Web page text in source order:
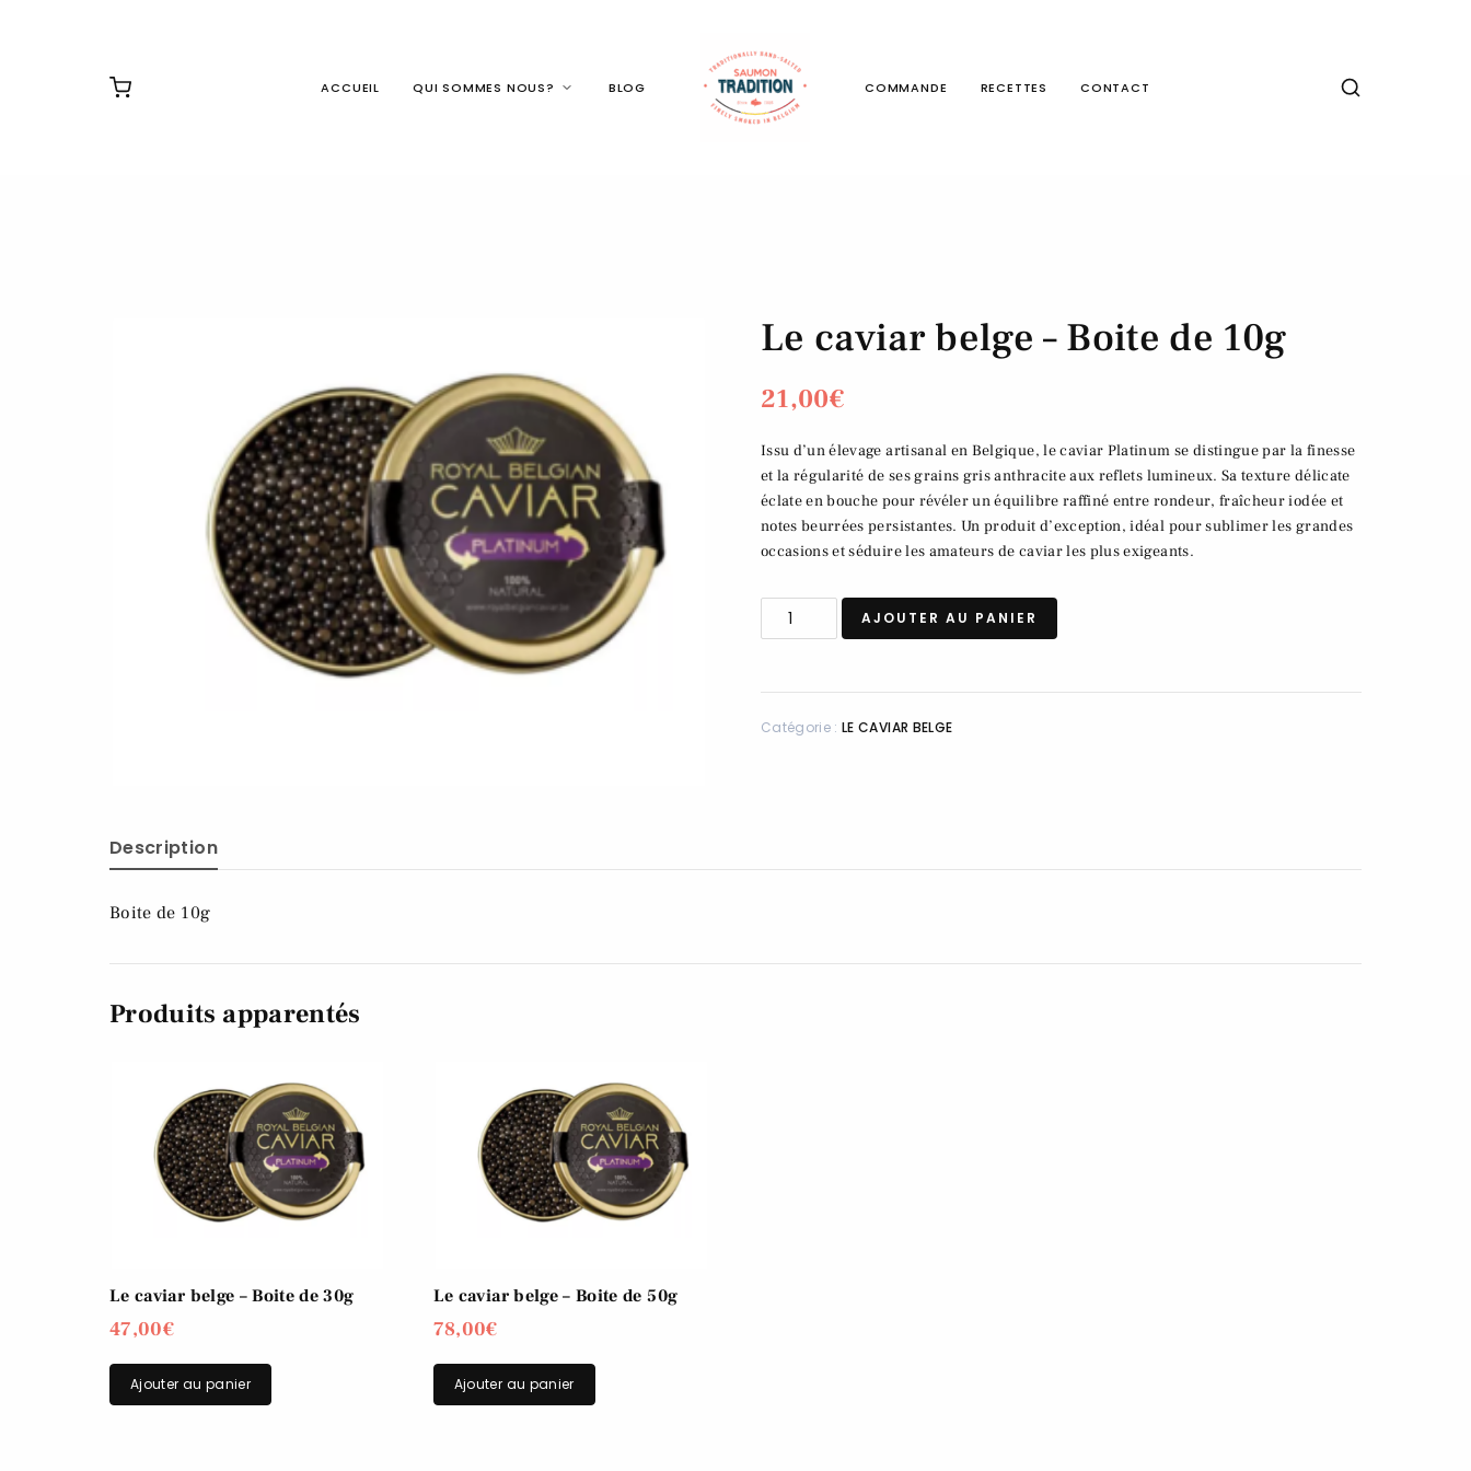
ACCUEIL QUI SOMMES NOUS? BLOG COMMANDE RECETTES CONTACT
Le caviar belge – Boite de 10g
21,00€
Issu d’un élevage artisanal en Belgique, le caviar Platinum se distingue par la finesse
et la régularité de ses grains gris anthracite aux reflets lumineux. Sa texture délicate
éclate en bouche pour révéler un équilibre raffiné entre rondeur, fraîcheur iodée et
notes beurrées persistantes. Un produit d’exception, idéal pour sublimer les grandes
occasions et séduire les amateurs de caviar les plus exigeants.
AJOUTER AU PANIER
Catégorie :LE CAVIAR BELGE
Description
Boite de 10g
Produits apparentés
Le caviar belge – Boite de 30g
47,00€
Ajouter au panier
Le caviar belge – Boite de 50g
78,00€
Ajouter au panier